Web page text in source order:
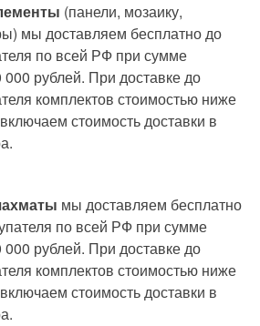
(панели, мозаику,
мы доставляем бесплатно до
по всей РФ при сумме
000 рублей. При доставке до
комплектов стоимостью ниже
стоимость доставки в
мы доставляем бесплатно
по всей РФ при сумме
000 рублей. При доставке до
комплектов стоимостью ниже
стоимость доставки в